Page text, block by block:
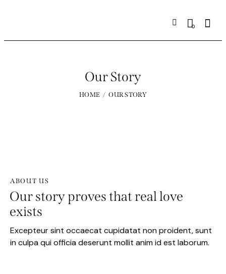
0
Our Story
HOME OUR STORY
ABOUT US
Our story proves that real love
exists
Excepteur sint occaecat cupidatat non proident, sunt
in culpa qui officia deserunt mollit anim id est laborum.